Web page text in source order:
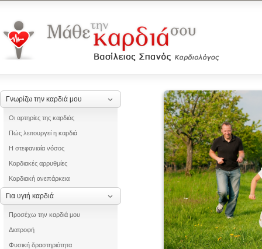
Γνωρίζω την καρδιά μου
Οι αρτηρίες της καρδιάς
Πώς λειτουργεί η καρδιά
Η στεφανιαία νόσος
Καρδιακές αρρυθμίες
Καρδιακή ανεπάρκεια
Για υγιή καρδιά
Προσέχω την καρδιά μου
Διατροφή
Φυσική δραστηριότητα